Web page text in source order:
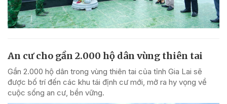
An cư cho gần 2.000 hộ dân vùng thiên tai
Gần 2.000 hộ dân trong vùng thiên tai của tỉnh Gia Lai sẽ
được bố trí đến các khu tái định cư mới, mở ra hy vọng về
cuộc sống an cư, bền vững.